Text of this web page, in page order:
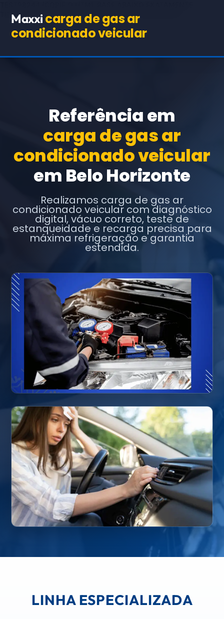
TROCANDO APENAS OS TEXTOS E URLs INDICADOS)
Maxxi carga de gas ar
condicionado veicular
Referência em
carga de gas ar
condicionado veicular
em Belo Horizonte
Realizamos carga de gas ar
condicionado veicular com diagnóstico
digital, vácuo correto, teste de
estanqueidade e recarga precisa para
máxima refrigeração e garantia
estendida.
LINHA ESPECIALIZADA